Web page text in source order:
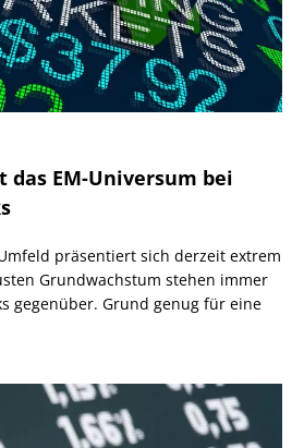
das EM-Universum bei
präsentiert sich derzeit extrem
Grundwachstum stehen immer
gegenüber. Grund genug für eine